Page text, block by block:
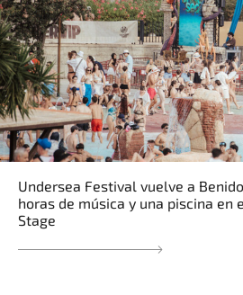
Undersea Festival vuelve a
horas de música y una piscina en
Stage